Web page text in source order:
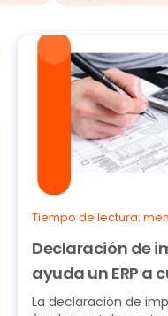
Tiempo de lectura:
Declaración de
ayuda un ERP a
La declaración de